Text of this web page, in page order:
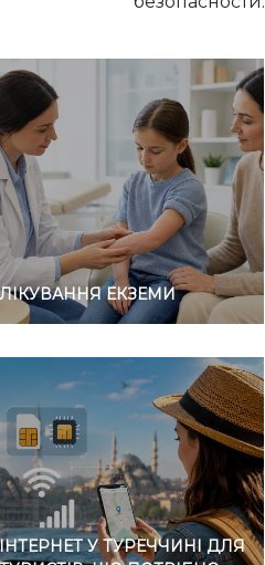
ЕКЗЕМИ
У ТУРЕЧЧИНІ ДЛЯ